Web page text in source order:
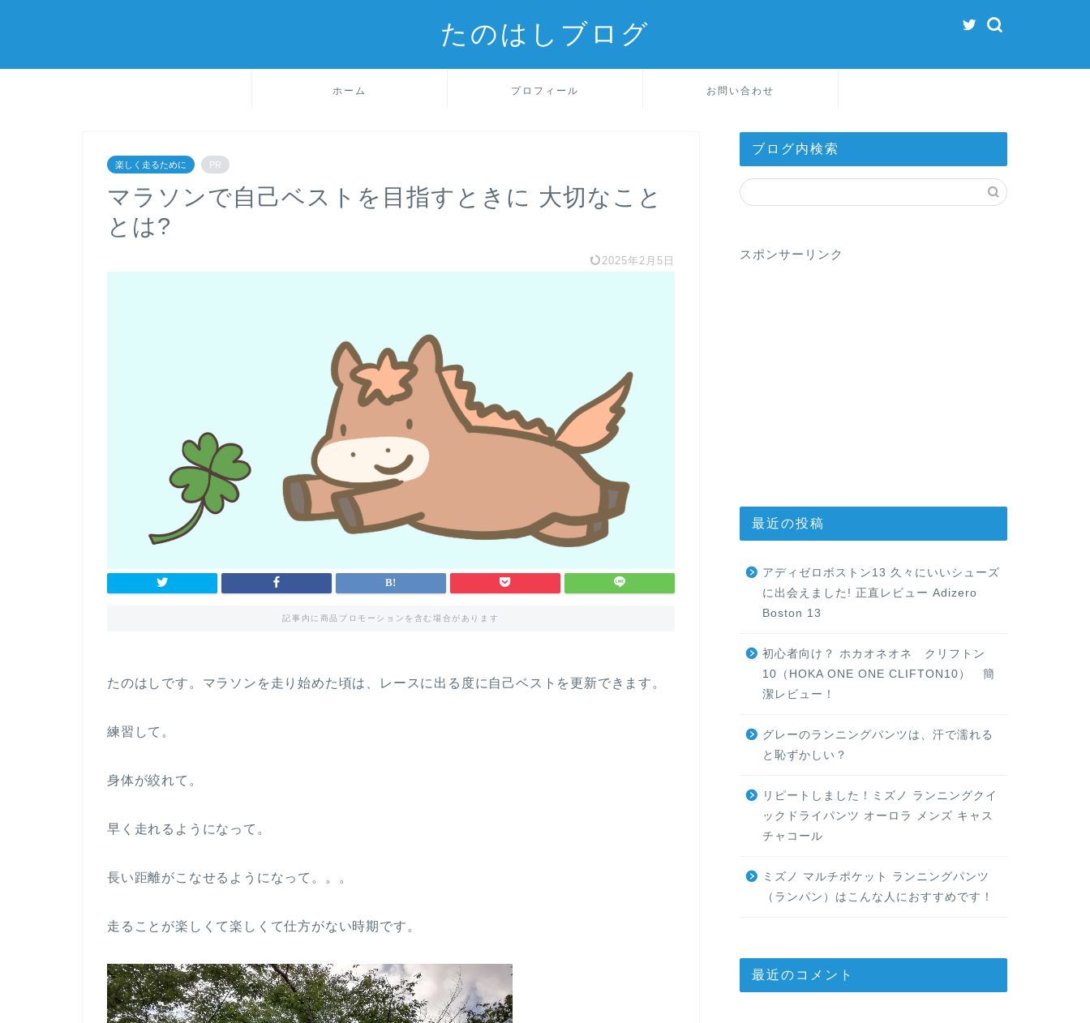
たのはしブログ
ホーム プロフィール お問い合わせ
楽しく走るために PR
マラソンで自己ベストを目指すときに 大切なこと
とは?
2025年2月5日
記事内に商品プロモーションを含む場合があります
たのはしです。マラソンを走り始めた頃は、レースに出る度に自己ベストを更新できます。
練習して。
身体が絞れて。
早く走れるようになって。
長い距離がこなせるようになって。。。
走ることが楽しくて楽しくて仕方がない時期です。
ブログ内検索
スポンサーリンク
最近の投稿
アディゼロボストン13 久々にいいシューズ
に出会えました! 正直レビュー Adizero
Boston 13
初心者向け？ ホカオネオネ クリフトン
10（HOKA ONE ONE CLIFTON10） 簡
潔レビュー！
グレーのランニングパンツは、汗で濡れる
と恥ずかしい？
リピートしました！ミズノ ランニングクイ
ックドライパンツ オーロラ メンズ キャス
チャコール
ミズノ マルチポケット ランニングパンツ
（ランパン）はこんな人におすすめです！
最近のコメント